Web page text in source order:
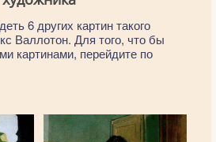
6 других картин такого
Валлотон. Для того, что бы
картинами, перейдите по